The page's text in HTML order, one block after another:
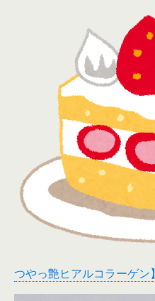
つやっ艶ヒアルコラーゲン】